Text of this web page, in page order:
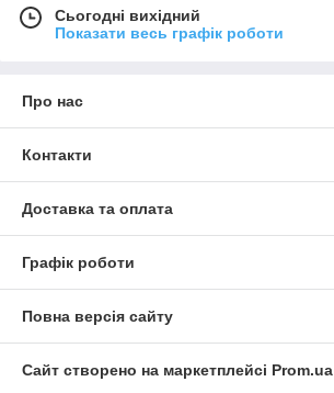
Сьогодні вихідний
Показати весь графік роботи
Про нас
Контакти
Доставка та оплата
Графік роботи
Повна версія сайту
Сайт створено на маркетплейсі Prom.ua